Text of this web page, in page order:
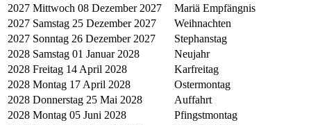
2027 Mittwoch 08 Dezember 2027
Mariä Empfängnis
2027 Samstag 25 Dezember 2027
Weihnachten
2027 Sonntag 26 Dezember 2027
Stephanstag
2028 Samstag 01 Januar 2028
Neujahr
2028 Freitag 14 April 2028
Karfreitag
2028 Montag 17 April 2028
Ostermontag
2028 Donnerstag 25 Mai 2028
Auffahrt
2028 Montag 05 Juni 2028
Pfingstmontag